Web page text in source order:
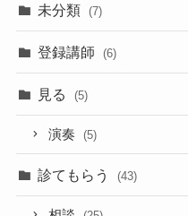
未分類 (7)
登録講師 (6)
見る (5)
演奏 (5)
診てもらう (43)